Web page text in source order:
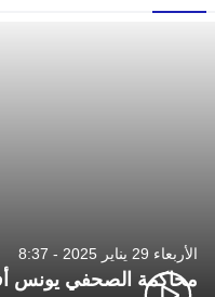
الأربعاء 29 يناير 2025 - 8:37
محاكمة الصحفي يونس